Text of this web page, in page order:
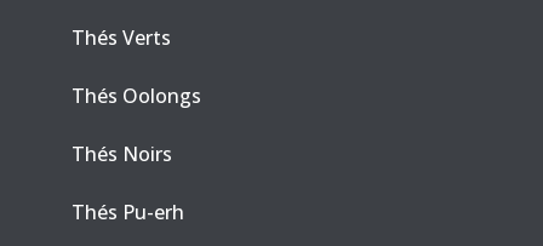
Thés Verts
Thés Oolongs
Thés Noirs
Thés Pu-erh